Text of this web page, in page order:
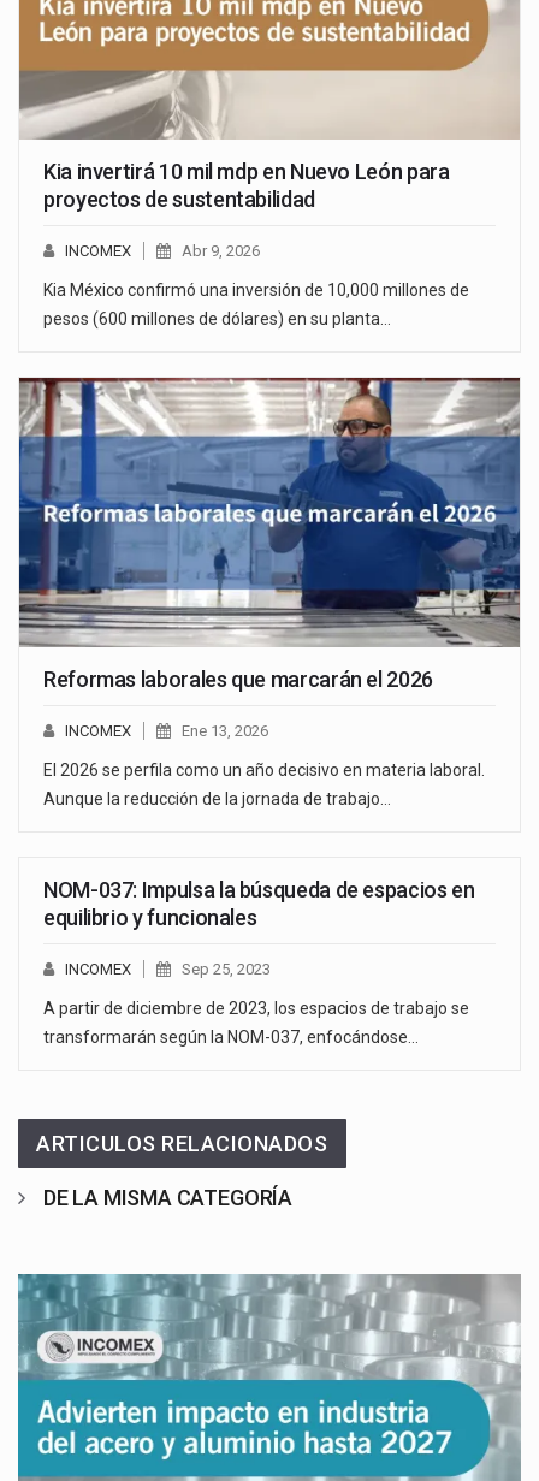
Kia invertirá 10 mil mdp en Nuevo León para
proyectos de sustentabilidad
INCOMEX Abr 9, 2026
Kia México confirmó una inversión de 10,000 millones de
pesos (600 millones de dólares) en su planta…
Reformas laborales que marcarán el 2026
INCOMEX Ene 13, 2026
El 2026 se perfila como un año decisivo en materia laboral.
Aunque la reducción de la jornada de trabajo…
NOM-037: Impulsa la búsqueda de espacios en
equilibrio y funcionales
INCOMEX Sep 25, 2023
A partir de diciembre de 2023, los espacios de trabajo se
transformarán según la NOM-037, enfocándose…
ARTICULOS RELACIONADOS
DE LA MISMA CATEGORÍA